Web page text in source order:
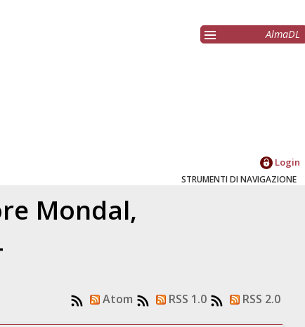
AlmaDL
Login
STRUMENTI DI NAVIGAZIONE
Mondal,
Atom RSS 1.0 RSS 2.0